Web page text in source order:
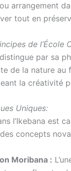
arrangement
tout en
de l’École
distingue par sa
de la nature
la créativité
Uniques:
l’Ikebana est
concepts
Moribana :